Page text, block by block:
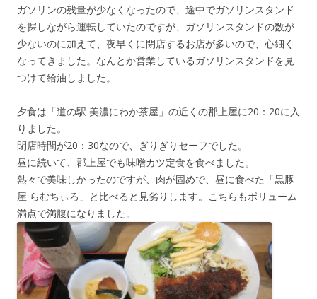
ガソリンの残量が少なくなったので、途中でガソリンスタンド
を探しながら運転していたのですが、ガソリンスタンドの数が
少ないのに加えて、夜早くに閉店するお店が多いので、心細く
なってきました。なんとか営業しているガソリンスタンドを見
つけて給油しました。
夕食は「道の駅 美濃にわか茶屋」の近くの郡上屋に20：20に入
りました。
閉店時間が20：30なので、ぎりぎりセーフでした。
昼に続いて、郡上屋でも味噌カツ定食を食べました。
熱々で美味しかったのですが、肉が固めで、昼に食べた「黒豚
屋 らむちぃろ」と比べると見劣りします。こちらもボリューム
満点で満腹になりました。